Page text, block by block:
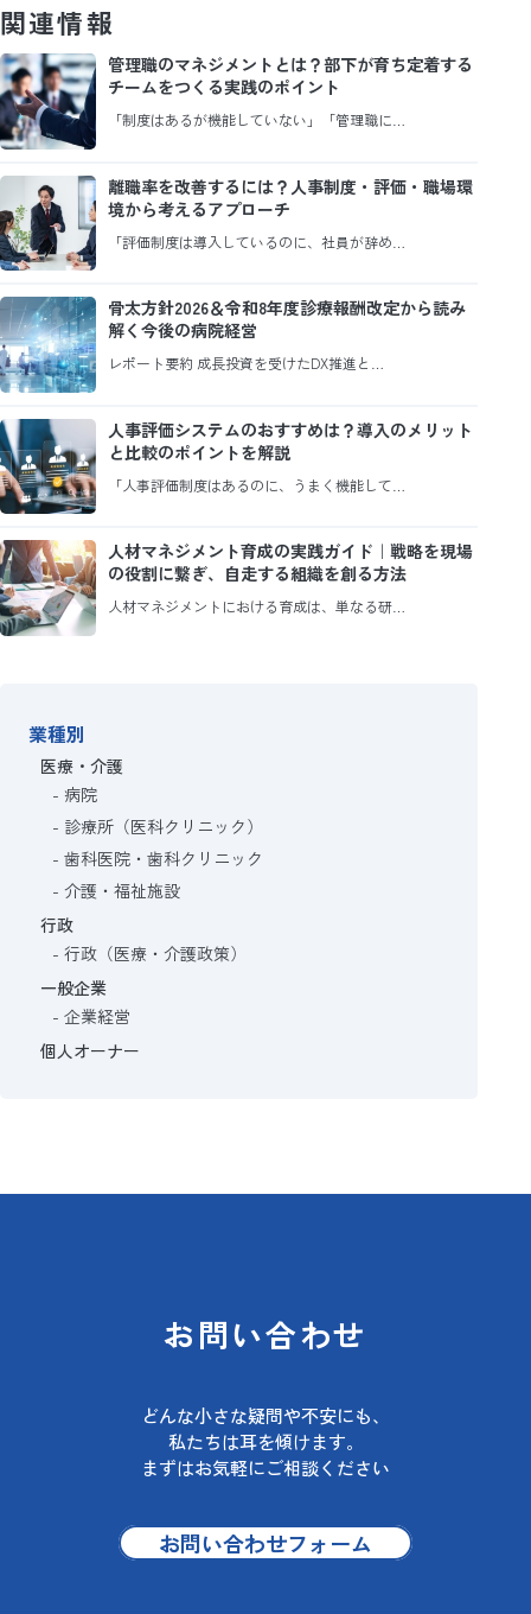
関連情報
管理職のマネジメントとは？部下が育ち定着する
チームをつくる実践のポイント
「制度はあるが機能していない」「管理職に…
離職率を改善するには？人事制度・評価・職場環
境から考えるアプローチ
「評価制度は導入しているのに、社員が辞め…
骨太方針2026＆令和8年度診療報酬改定から読み
解く今後の病院経営
レポート要約 成長投資を受けたDX推進と…
人事評価システムのおすすめは？導入のメリット
と比較のポイントを解説
「人事評価制度はあるのに、うまく機能して…
人材マネジメント育成の実践ガイド｜戦略を現場
の役割に繋ぎ、自走する組織を創る方法
人材マネジメントにおける育成は、単なる研…
業種別
医療・介護
病院
診療所（医科クリニック）
歯科医院・歯科クリニック
介護・福祉施設
行政
行政（医療・介護政策）
一般企業
企業経営
個人オーナー
お問い合わせ
どんな小さな疑問や不安にも、
私たちは耳を傾けます。
まずはお気軽にご相談ください
お問い合わせフォーム